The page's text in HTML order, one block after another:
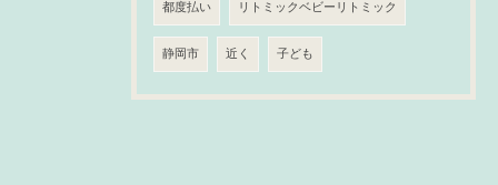
都度払い リトミックベビーリトミック
静岡市 近く 子ども